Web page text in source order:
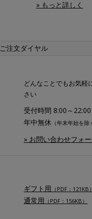
» もっと詳しく
ご注文ダイヤル
どんなことでもお気軽
さい
受付時間 8:00～22:00
年中無休 （年末年始を除
» お問い合わせフォ
ギフト用 （PDF：121KB）
通常用 （PDF：156KB）